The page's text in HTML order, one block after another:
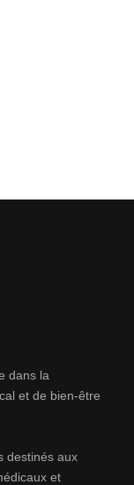
dans la
et de bien-être
destinés aux
et